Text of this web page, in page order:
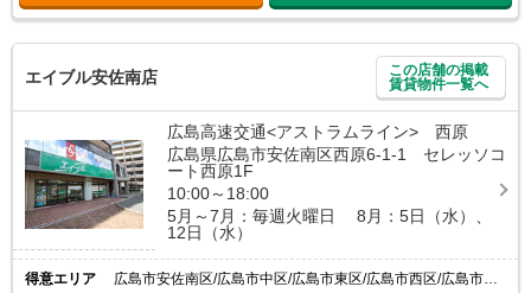
エイブル安佐南店
この店舗の掲載
賃貸物件一覧へ
広島高速交通<アストラムライン> 西原
広島県広島市安佐南区西原6-1-1 セレッソコ
ート西原1F
10:00～18:00
5月～7月：毎週火曜日 8月：5日（水）、
12日（水）
得意エリア 広島市安佐南区/広島市中区/広島市東区/広島市西区/広島市安佐北区